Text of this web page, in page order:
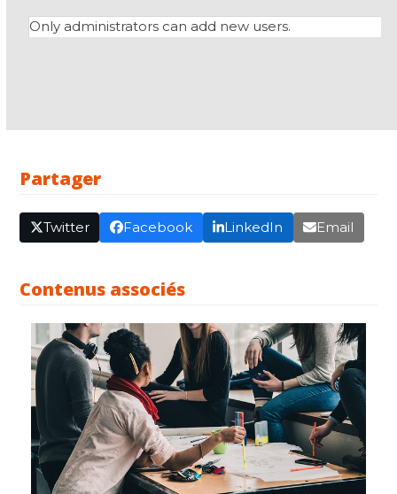
Only administrators can add new users.
Partager
Twitter Facebook LinkedIn Email
Contenus associés